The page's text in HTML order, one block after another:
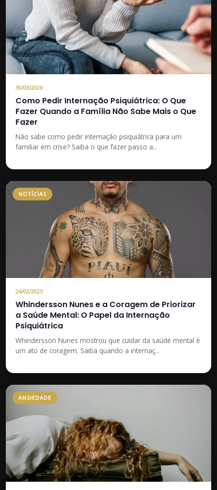
30/03/2026
Como Pedir Internação Psiquiátrica: O Que
Fazer Quando a Família Não Sabe Mais o Que
Fazer
Não sabe como pedir internação psiquiátrica para um
familiar em crise? Saiba o que fazer passo a...
NOTÍCIAS
24/02/2025
Whindersson Nunes e a Coragem de Priorizar
a Saúde Mental: O Papel da Internação
Psiquiátrica
Whindersson Nunes mostrou que cuidar da saúde mental é
um ato de coragem. Saiba quando a internaç...
ANSIEDADE